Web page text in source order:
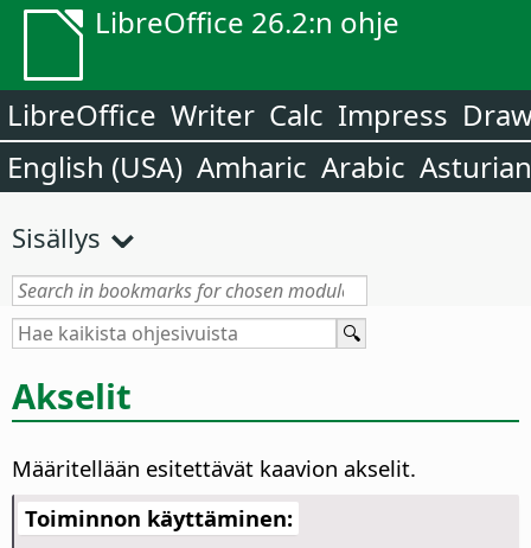
LibreOffice 26.2:n ohje
LibreOffice Writer Calc Impress
English (USA) Amharic Arabic Asturian
Sisällys
Akselit
Määritellään esitettävät kaavion akselit.
Toiminnon käyttäminen: